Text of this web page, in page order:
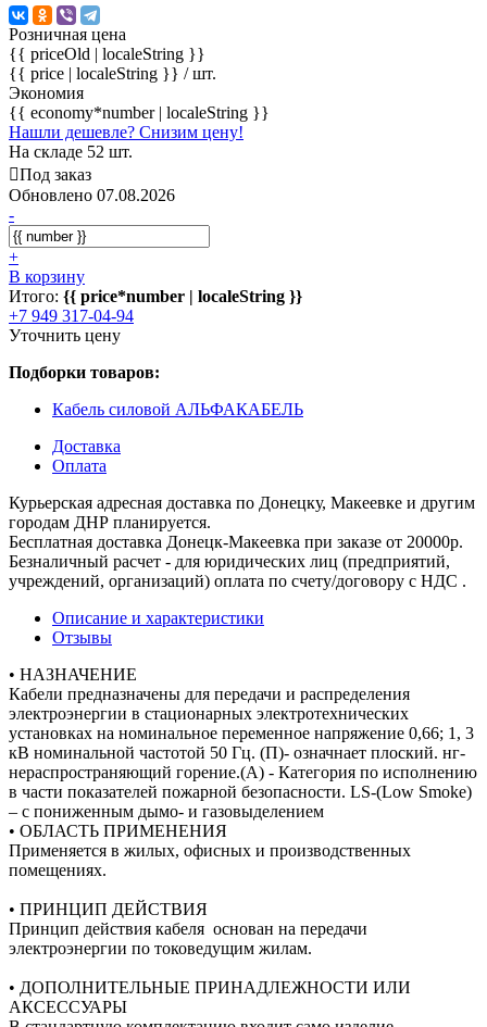
Розничная цена
{{ priceOld | localeString }}
{{ price | localeString }} / шт.
Экономия
{{ economy*number | localeString }}
Нашли дешевле? Снизим цену!
На складе 52 шт.
Под заказ
Обновлено 07.08.2026
-
+
В корзину
Итого: {{ price*number | localeString }}
+7 949 317-04-94
Уточнить цену
Подборки товаров:
Кабель силовой АЛЬФАКАБЕЛЬ
Доставка
Оплата
Курьерская адресная доставка по Донецку, Макеевке и другим
городам ДНР планируется.
Бесплатная доставка Донецк-Макеевка при заказе от 20000р.
Безналичный расчет - для юридических лиц (предприятий,
учреждений, организаций) оплата по счету/договору с НДС .
Описание и характеристики
Отзывы
• НАЗНАЧЕНИЕ
Кабели предназначены для передачи и распределения
электроэнергии в стационарных электротехнических
установках на номинальное переменное напряжение 0,66; 1, 3
кВ номинальной частотой 50 Гц. (П)- означнает плоский. нг-
нераспространяющий горение.(А) - Категория по исполнению
в части показателей пожарной безопасности. LS-(Low Smoke)
– с пониженным дымо- и газовыделением
• ОБЛАСТЬ ПРИМЕНЕНИЯ
Применяется в жилых, офисных и производственных
помещениях.
• ПРИНЦИП ДЕЙСТВИЯ
Принцип действия кабеля основан на передачи
электроэнергии по токоведущим жилам.
• ДОПОЛНИТЕЛЬНЫЕ ПРИНАДЛЕЖНОСТИ ИЛИ
АКСЕССУАРЫ